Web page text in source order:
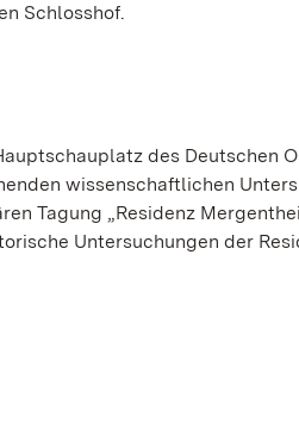
Schlosshof.
des Deutschen
wissenschaftlichen
Tagung „Residenz
Untersuchungen der